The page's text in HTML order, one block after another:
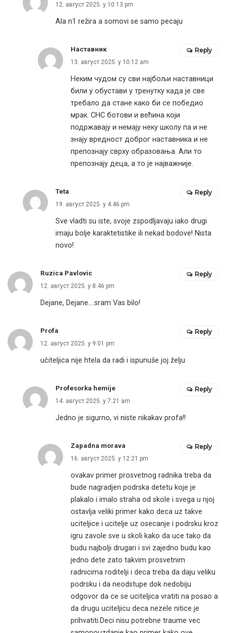
12. август 2025. у 10:13 pm
Ala n1 režira a somovi se samo pecaju
Наставник
13. август 2025. у 10:12 am
Неким чудом су сви најбољи наставници
били у обустави у тренутку када је све
требало да стане како би се победио
мрак. СНС ботови и већина који
подржавају и немају неку школу па и не
знају вредност доброг наставника и не
препознају сврху образовања. Али то
препознају деца, а то је најважније.
Reply
Teta
19. август 2025. у 4:46 pm
Sve vladti su iste, svoje zspodljavaju iako drugi
imaju bolje karaktetistike ili nekad bodove! Nista
novo!
Reply
Ruzica Pavlovic
12. август 2025. у 8:46 pm
Dejane, Dejane….sram Vas bilo!
Reply
Profa
12. август 2025. у 9:01 pm
učiteljica nije htela da radi i ispunuše joj želju
Reply
Profesorka hemije
14. август 2025. у 7:21 am
Jedno je sigurno, vi niste nikakav profa!!
Reply
Zapadna morava
16. август 2025. у 12:21 pm
ovakav primer prosvetnog radnika treba da
bude nagradjen podrska detetu koje je
plakalo i imalo straha od skole i svega u njoj
ostavlja veliki primer kako deca uz takve
uciteljice i ucitelje uz osecanje i podrsku kroz
igru zavole sve u skoli kako da uce tako da
budu najbolji drugari i svi zajedno budu kao
jedno dete zato takvim prosvetnim
radnicima roditelji i deca treba da daju veliku
podrsku i da neodstupe dok nedobiju
odgovor da ce se uciteljica vratiti na posao a
da drugu uciteljicu deca nezele nitice je
prihvatiti.Deci nisu potrebne traume vec
Reply